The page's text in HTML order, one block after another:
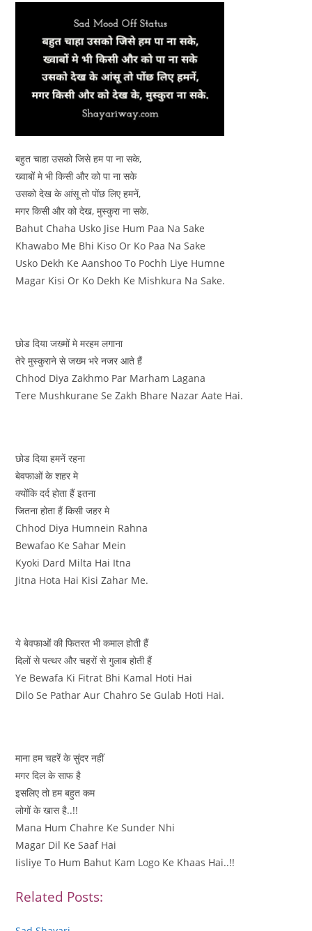
बहुत चाहा उसको जिसे हम पा ना सके,
ख्वाबों मे भी किसी और को पा ना सके
उसको देख के आंसू तो पोंछ लिए हमनें,
मगर किसी और को देख, मुस्कुरा ना सके.
Bahut Chaha Usko Jise Hum Paa Na Sake
Khawabo Me Bhi Kiso Or Ko Paa Na Sake
Usko Dekh Ke Aanshoo To Pochh Liye Humne
Magar Kisi Or Ko Dekh Ke Mishkura Na Sake.
छोड दिया जख्मों मे मरहम लगाना
तेरे मुस्कुराने से जख्म भरे नजर आते हैं
Chhod Diya Zakhmo Par Marham Lagana
Tere Mushkurane Se Zakh Bhare Nazar Aate Hai.
छोड दिया हमनें रहना
बेवफाओं के शहर मे
क्योंकि दर्द होता हैं इतना
जितना होता हैं किसी जहर मे
Chhod Diya Humnein Rahna
Bewafao Ke Sahar Mein
Kyoki Dard Milta Hai Itna
Jitna Hota Hai Kisi Zahar Me.
ये बेवफाओं की फितरत भी कमाल होती हैं
दिलों से पत्थर और चहरों से गुलाब होती हैं
Ye Bewafa Ki Fitrat Bhi Kamal Hoti Hai
Dilo Se Pathar Aur Chahro Se Gulab Hoti Hai.
माना हम चहरें के सुंदर नहीं
मगर दिल के साफ है
इसलिए तो हम बहुत कम
लोगों के खास है..!!
Mana Hum Chahre Ke Sunder Nhi
Magar Dil Ke Saaf Hai
Iisliye To Hum Bahut Kam Logo Ke Khaas Hai..!!
Related Posts: